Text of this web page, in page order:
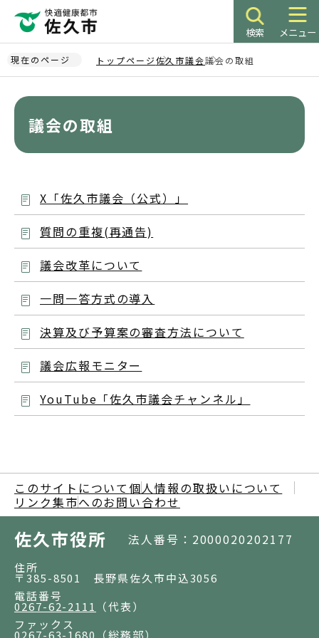
ペ
ー
ジ
検索 メニュー
現在のページ トップページ佐久市議会議会の取組
議会の取組
X「佐久市議会（公式）」
質問の重複(再通告)
議会改革について
一問一答方式の導入
決算及び予算案の審査方法について
議会広報モニター
YouTube「佐久市議会チャンネル」
このサイトについて 個人情報の取扱いについて
リンク集市へのお問い合わせ
佐久市役所 法人番号：2000020202177
住所
〒385-8501 長野県佐久市中込3056
電話番号
0267-62-2111
（代表）
ファックス
0267-63-1680 （総務部）